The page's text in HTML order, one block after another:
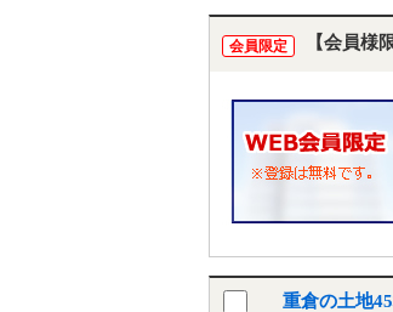
会員限定 【会員様
重倉の土地